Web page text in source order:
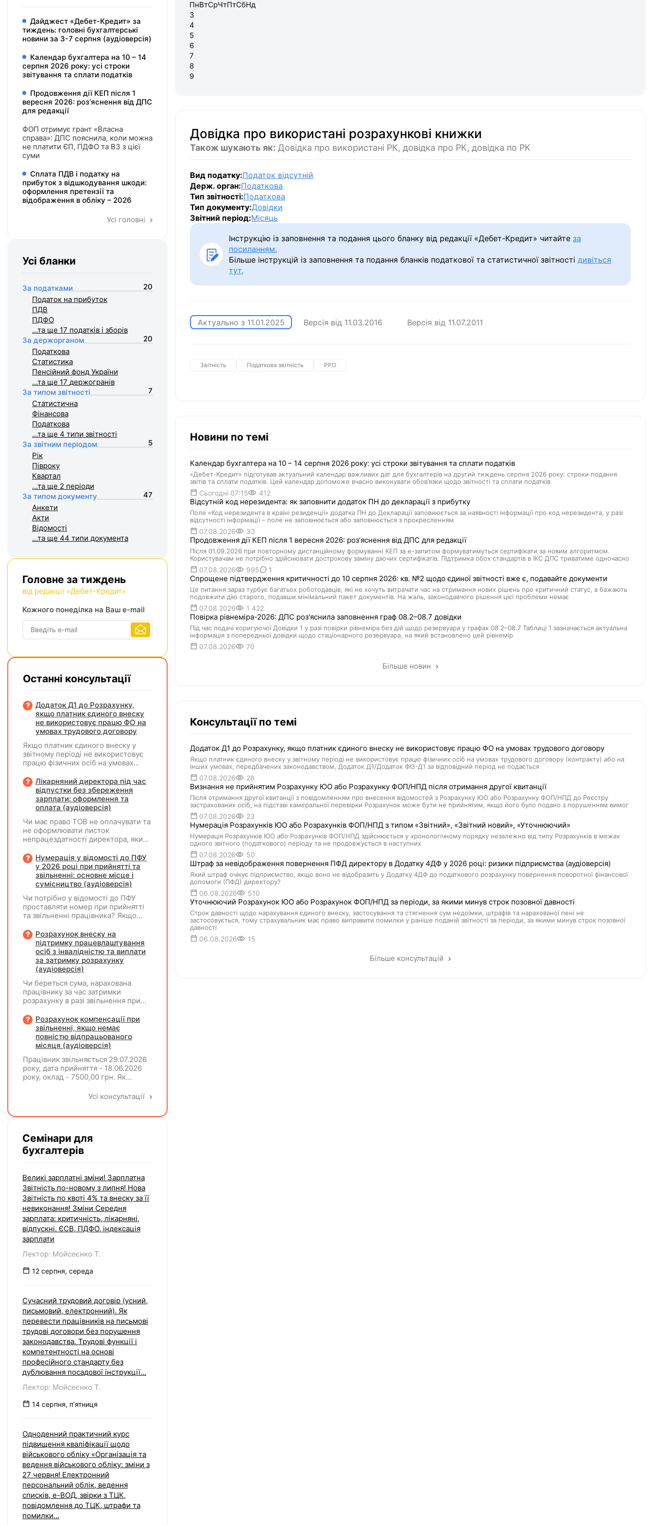
ПнВтСрЧтПтСбНд
3
4
5
6
7
8
9
Довідка про використані розрахункові книжки
Також шукають як: Довідка про використані РК, довідка про РК, довідка по РК
Вид податку:Податок відсутній
Держ. орган:Податкова
Тип звітності:Податкова
Тип документу:Довідки
Звітний період:Місяць
Інструкцію із заповнення та подання цього бланку від редакції «Дебет-Кредит» читайте за
посиланням.
Більше інструкцій із заповнення та подання бланків податкової та статистичної звітності дивіться
тут.
Актуально з 11.01.2025 Версія від 11.03.2016 Версія від 11.07.2011
Звітність Податкова звітність РРО
Новини по темі
Календар бухгалтера на 10 – 14 серпня 2026 року: усі строки звітування та сплати податків
«Дебет-Кредит» підготував актуальний календар важливих дат для бухгалтерів на другий тиждень серпня 2026 року: строки подання
звітів та сплати податків. Цей календар допоможе вчасно виконувати обов’язки щодо звітності та сплати податків
Сьогодні 07:15 412
Відсутній код нерезидента: як заповнити додаток ПН до декларації з прибутку
Поле «Код нерезидента в країні резиденції» додатка ПН до Декларації заповнюється за наявності інформації про код нерезидента, у разі
відсутності інформації – поле не заповнюється або заповнюється з прокресленням
07.08.2026 33
Продовження дії КЕП після 1 вересня 2026: розʼяснення від ДПС для редакції
Після 01.09.2026 при повторному дистанційному формуванні КЕП за е-запитом формуватимуться сертифікати за новим алгоритмом.
Користувачам не потрібно здійснювати дострокову заміну діючих сертифікатів. Підтримка обох стандартів в ІКС ДПС триватиме одночасно
07.08.2026 995 1
Спрощене підтвердження критичності до 10 серпня 2026: кв. №2 щодо єдиної звітності вже є, подавайте документи
Це питання зараз турбує багатьох роботодавців, які не хочуть витрачати час на отримання нових рішень про критичний статус, а бажають
подовжити дію старого, подавши мінімальний пакет документів. На жаль, законодавчого рішення цієї проблеми немає
07.08.2026 1 422
Повірка рівнеміра-2026: ДПС роз'яснила заповнення граф 08.2–08.7 довідки
Під час подачі коригуючої Довідки 1 у разі повірки рівнеміра без дій щодо резервуара у графах 08.2–08.7 Таблиці 1 зазначається актуальна
інформація з попередньої довідки щодо стаціонарного резервуара, на який встановлено цей рівнемір
07.08.2026 70
Більше новин
Консультації по темі
Додаток Д1 до Розрахунку, якщо платник єдиного внеску не використовує працю ФО на умовах трудового договору
Якщо платник єдиного внеску у звітному періоді не використовує працю фізичних осіб на умовах трудового договору (контракту) або на
інших умовах, передбачених законодавством, Додаток Д1/Додаток ФІЗ-Д1 за відповідний період не подається
07.08.2026 28
Визнання не прийнятим Розрахунку ЮО або Розрахунку ФОП/НПД після отримання другої квитанції
Після отримання другої квитанції з повідомленням про внесення відомостей з Розрахунку ЮО або Розрахунку ФОП/НПД до Реєстру
застрахованих осіб, на підставі камеральної перевірки Розрахунок може бути не прийнятим, якщо його було подано з порушенням вимог
07.08.2026 23
Нумерація Розрахунків ЮО або Розрахунків ФОП/НПД з типом «Звітний», «Звітний новий», «Уточнюючий»
Нумерація Розрахунків ЮО або Розрахунків ФОП/НПД здійснюється у хронологічному порядку незалежно від типу Розрахунків в межах
одного звітного (податкового) періоду та не продовжується в наступних
07.08.2026 50
Штраф за невідображення повернення ПФД директору в Додатку 4ДФ у 2026 році: ризики підприємства (аудіоверсія)
Який штраф очікує підприємство, якщо воно не відобразить у Додатку 4ДФ до податкового розрахунку повернення поворотної фінансової
допомоги (ПФД) директору?
06.08.2026 510
Уточнюючий Розрахунок ЮО або Розрахунок ФОП/НПД за періоди, за якими минув строк позовної давності
Строк давності щодо нарахування єдиного внеску, застосування та стягнення сум недоїмки, штрафів та нарахованої пені не
застосовується, тому страхувальник має право виправити помилки у раніше поданій звітності за періоди, за якими минув строк позовної
давності
06.08.2026 15
Більше консультацій
Дайджест «Дебет-Кредит» за
тиждень: головні бухгалтерські
новини за 3-7 серпня (аудіоверсія)
Календар бухгалтера на 10 – 14
серпня 2026 року: усі строки
звітування та сплати податків
Продовження дії КЕП після 1
вересня 2026: розʼяснення від ДПС
для редакції
ФОП отримує грант «Власна
справа»: ДПС пояснила, коли можна
не платити ЄП, ПДФО та ВЗ з цієї
суми
Сплата ПДВ і податку на
прибуток з відшкодування шкоди:
оформлення претензії та
відображення в обліку – 2026
Усі головні
Усі бланки
За податками
20
Податок на прибуток
ПДВ
ПДФО
...та ще 17 податків і зборів
За держорганом
20
Податкова
Статистика
Пенсійний фонд України
...та ще 17 держогранів
За типом звітності
7
Статистична
Фiнансова
Податкова
...та ще 4 типи звітності
За звітним періодом
5
Рік
Півроку
Квартал
...та ще 2 періоди
За типом документу
47
Анкети
Акти
Відомості
...та ще 44 типи документа
Головне за тиждень
від редакції «Дебет-Кредит»
Кожного понеділка на Ваш e-mail
Останні консультації
Додаток Д1 до Розрахунку,
якщо платник єдиного внеску
не використовує працю ФО на
умовах трудового договору
Якщо платник єдиного внеску у
звітному періоді не використовує
працю фізичних осіб на умовах
на інших умовах, передбачених
законодавством, Додаток Д1/
Додаток ФІЗ-Д1 за відповідний
період не подається
Лікарняний директора під час
відпустки без збереження
зарплати: оформлення та
оплата (аудіоверсія)
Чи має право ТОВ не оплачувати та
не оформлювати листок
непрацездатності директора, який
збереження заробітної плати під
час призупинення діяльності
підприємства?
Нумерація у відомості до ПФУ
у 2026 році при прийнятті та
звільненні: основне місце і
сумісництво (аудіоверсія)
Чи потрібно у відомості до ПФУ
проставляти номер при прийнятті
та звільненні працівника? Якщо
основним місцем роботи та за
сумісництвом, чи рахується це як
два роботодавці?
Розрахунок внеску на
підтримку працевлаштування
осіб з інвалідністю та виплати
за затримку розрахунку
(аудіоверсія)
Чи береться сума, нарахована
працівнику за час затримки
розрахунку в разі звільнення при
заробітної плати (винагороди), для
розрахунку внеску на підтримку
працевлаштування осіб з
інвалідністю?
Розрахунок компенсації при
звільненні, якщо немає
повністю відпрацьованого
місяця (аудіоверсія)
Працівник звільняється 29.07.2026
року, дата прийняття - 18.06.2026
року, оклад - 7500,00 грн. Як
невикористаних днів відпустки при
Усі консультації
Семінари для
бухгалтерів
Великі зарплатні зміни! Зарплатна
Звітність по-новому з липня! Нова
Звітність по квоті 4% та внеску за її
невиконання! Зміни Середня
зарплата: критичність, лікарняні,
відпускні. ЄСВ, ПДФО, індексація
зарплати
Лектор: Мойсеєнко Т.
12 серпня, середа
Сучасний трудовий договір (усний,
письмовий, електронний). Як
перевести працівників на письмові
трудові договори без порушення
законодавства. Трудові функції і
компетентності на основі
професійного стандарту без
дублювання посадової інструкції...
Лектор: Мойсеєнко Т.
14 серпня, пʼятниця
Одноденний практичний курс
підвищення кваліфікації щодо
військового обліку «Організація та
ведення військового обліку: зміни з
27 червня! Електронний
персональний облік, ведення
списків, е-ВОД, звірки з ТЦК,
повідомлення до ТЦК, штрафи та
помилки...